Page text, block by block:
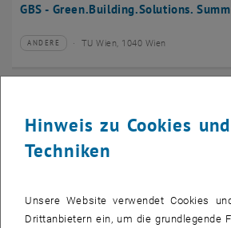
GBS - Green.Building.Solutions.
Veranstaltungstyp:
ANDERE
Veranstaltungsort:TU Wien, 1040 Wien
JULI 26 JULI 26
Veranstaltungstyp:
KONFERENZ
Veranstaltungsort:TU Wien, 1040 Wien
Hinweis zu Cookies
Techniken
Unsere Website verwendet Cookies
Drittanbietern ein, um die grundlegende